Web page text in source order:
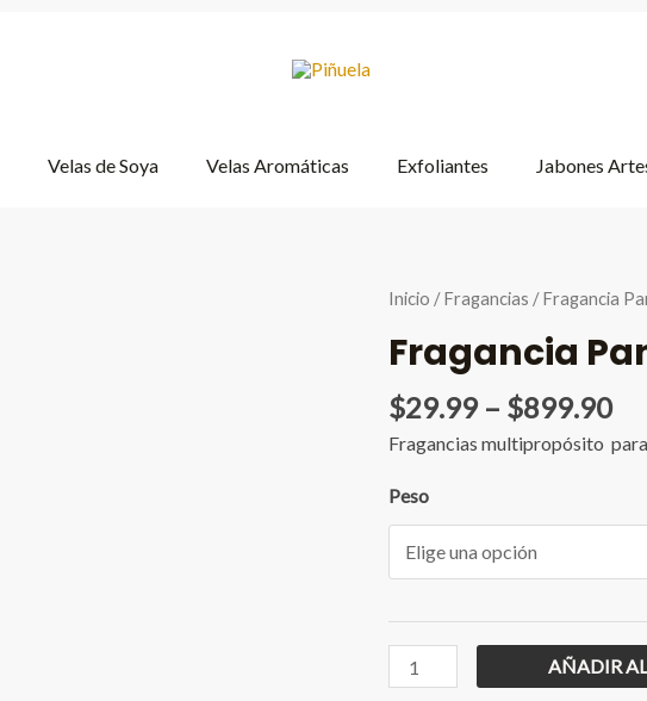
Velas de Soya Velas Aromáticas Exfoliantes Jabones
Inicio /Fragancias / Fragancia
Fragancia
$29.99 – $899.90
Fragancias multipropósito
Peso
Fragancia
Pan
AÑADIR